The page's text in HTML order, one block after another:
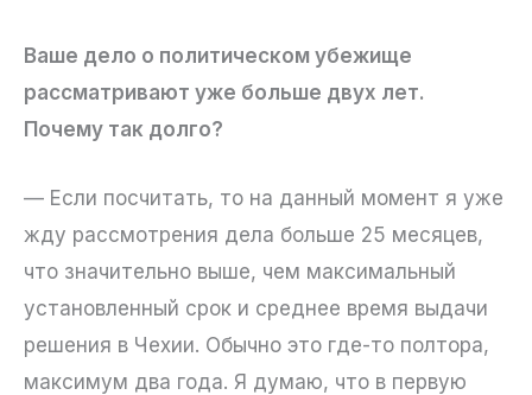
Ваше дело о политическом убежище
рассматривают уже больше двух лет.
Почему так долго?
— Если посчитать, то на данный момент я уже
жду рассмотрения дела больше 25 месяцев,
что значительно выше, чем максимальный
установленный срок и среднее время выдачи
решения в Чехии. Обычно это где-то полтора,
максимум два года. Я думаю, что в первую